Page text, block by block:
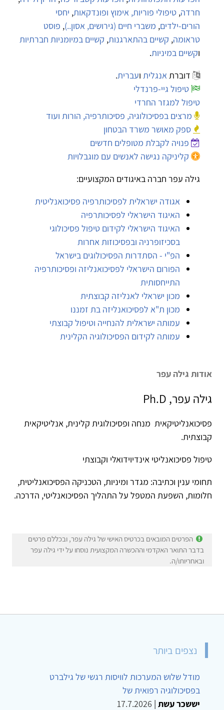
חרדה, טיפולי פוריות, אימוץ ופונדקאות, יחסי
הורים-ילדים, משברי חיים (גירושים, אסון..), פוסט
טראומה, קשיים בהתארגנות, קשיים במיומניות חברתיות
וקשיים במיניות.
דוברתאנגלית ועברית.
טיפול גיי-פרנדלי
טיפול למגזר החרדי
מרצים בפסיכולוגיה, פסיכותרפיה, הורות ועוד
ספק מאושר משרד הבטחון
פנויה לקבלת מטופלים חדשים
קליניקה נגישה לאנשים עם מוגבלויות
גילה עפר חברה באיגודים המקצועיים:
אגודה ישראלית לפסיכותרפיה פסיכואנליטית
האיגוד הישראלי לפסיכותרפיה
האיגוד הישראלי לקידום טיפול פסיכולוגי
בסכיזופרניה ובפסיכוזות אחרות
הפ"י - הסתדרות הפסיכולוגים בישראל
הפורום הישראלי לפסיכואנליזה ופסיכותרפיה
התייחסותית
מכון ישראלי לאנליזה קבוצתית
מכון ת"א לפסיכואנליזה בת זמננו
עמותה ישראלית להנחייה וטיפול קבוצתי
עמותה לקידום הפסיכולוגיה הקלינית
אודות גילה עפר
גילה עפר, Ph.D
פסיכואנליטיקאית מנחה ופסיכולוגית קלינית, אנליטיקאית
קבוצתית.
טיפול פסיכואנליטי אינדיוידואלי וקבוצתי
תחומי ענין וכתיבה: מגדר ומיניות, הטכניקה הפסיכואנליטית,
חלומות, השפעת המטפל על התהליך הפסיכואנליטי, הדרכה.
הפרטים המובאים בכרטיס האישי של גילה עפר, ובכללם פרטים
בדבר התואר האקדמי וההכשרה המקצועית נוסחו על ידי גילה עפר
ובאחריותו/ה.
נצפים ביותר
מודל שלוש המערכות לוויסות רגשי של גילברט
בפסיכולוגיה רפואית של
יששכר עשת |
17.7.2026